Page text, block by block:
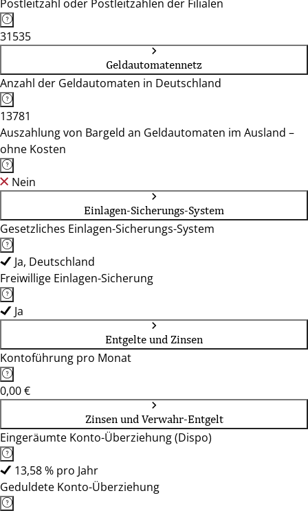
Postleitzahl oder Postleitzahlen der Filialen
31535
Geldautomatennetz
Anzahl der Geldautomaten in Deutschland
13781
Auszahlung von Bargeld an Geldautomaten im Ausland –
ohne Kosten
Nein
Einlagen-Sicherungs-System
Gesetzliches Einlagen-Sicherungs-System
Ja, Deutschland
Freiwillige Einlagen-Sicherung
Ja
Entgelte und Zinsen
Kontoführung pro Monat
0,00 €
Zinsen und Verwahr-Entgelt
Eingeräumte Konto-Überziehung (Dispo)
13,58 % pro Jahr
Geduldete Konto-Überziehung